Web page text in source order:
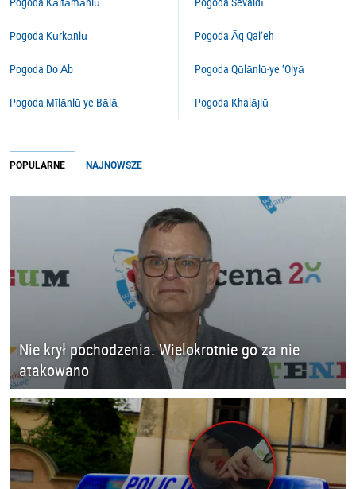
Pogoda Kūrkānlū
Pogoda Do Āb
Pogoda Mīlānlū-ye Bālā
Pogoda Āq Qal‘eh
Pogoda Qūlānlū-ye ‘Olyā
Pogoda Khalājlū
POPULARNE NAJNOWSZE
Nie krył pochodzenia. Wielokrotnie go za nie
atakowano